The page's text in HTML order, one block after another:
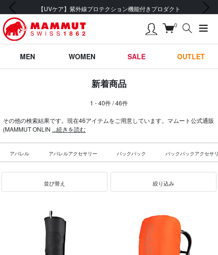
会員登録で【5,500円 (税込) 以上 送料無料】
前の画像 次の画像
0
MEN WOMEN SALE OUTLET
新着商品
1 - 40件 / 46件
その他の検索結果です。現在46アイテムをご用意しています。マムート公式通販
(MAMMUT ONLIN ...続きを読む
アパレル アパレルアクセサリー バックパック バックパックアクセサ
並び替え 絞り込み